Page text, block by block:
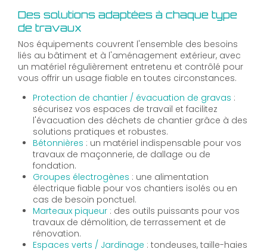
Des solutions adaptées à chaque type
de travaux
Nos équipements couvrent l'ensemble des besoins
liés au bâtiment et à l'aménagement extérieur, avec
un matériel régulièrement entretenu et contrôlé pour
vous offrir un usage fiable en toutes circonstances.
Protection de chantier / évacuation de gravas :
sécurisez vos espaces de travail et facilitez
l'évacuation des déchets de chantier grâce à des
solutions pratiques et robustes.
Bétonnières : un matériel indispensable pour vos
travaux de maçonnerie, de dallage ou de
fondation.
Groupes électrogènes : une alimentation
électrique fiable pour vos chantiers isolés ou en
cas de besoin ponctuel.
Marteaux piqueur : des outils puissants pour vos
travaux de démolition, de terrassement et de
rénovation.
Espaces verts / Jardinage : tondeuses, taille-haies